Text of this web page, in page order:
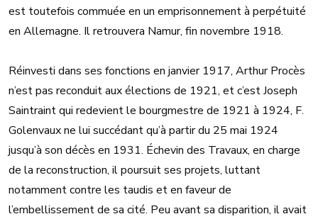
est toutefois commuée en un emprisonnement à perpétuité
en Allemagne. Il retrouvera Namur, fin novembre 1918.
Réinvesti dans ses fonctions en janvier 1917, Arthur Procès
n’est pas reconduit aux élections de 1921, et c’est Joseph
Saintraint qui redevient le bourgmestre de 1921 à 1924, F.
Golenvaux ne lui succédant qu’à partir du 25 mai 1924
jusqu’à son décès en 1931. Échevin des Travaux, en charge
de la reconstruction, il poursuit ses projets, luttant
notamment contre les taudis et en faveur de
l’embellissement de sa cité. Peu avant sa disparition, il avait